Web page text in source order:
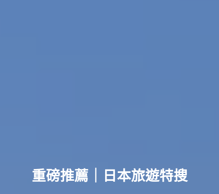
重磅推薦｜日本旅遊特搜